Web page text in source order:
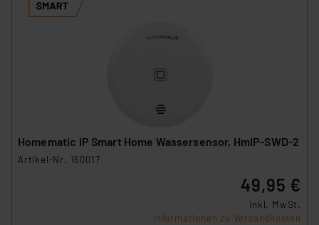
Homematic IP Smart Home Wassersensor, HmIP-SWD-2
Artikel-Nr. 160017
49,95 €
inkl. MwSt.
Informationen zu Versandkosten